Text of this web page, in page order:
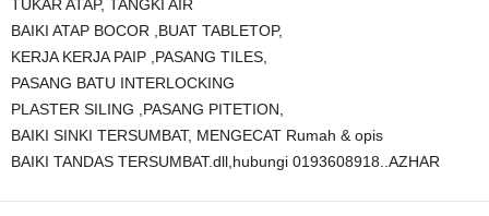
TUKAR ATAP, TANGKI AIR
BAIKI ATAP BOCOR ,BUAT TABLETOP,
KERJA KERJA PAIP ,PASANG TILES,
PASANG BATU INTERLOCKING
PLASTER SILING ,PASANG PITETION,
BAIKI SINKI TERSUMBAT, MENGECAT Rumah & opis
BAIKI TANDAS TERSUMBAT.dll,hubungi 0193608918..AZHAR